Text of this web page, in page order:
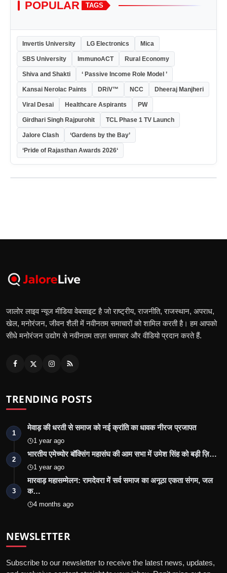
POPULAR TAGS
Invertis University LG Electronics Mica
SBS University ImmunoACT Rural Economy
Shiva and Shakti ‘ Passive Income Role Model ’
Kansai Nerolac Paints DRiV™ NCC Dheeraj Manjheri
Viral Desai Healthcare Aspirants PW
Girdhari Singh Rajpurohit TCL Phase 1 TV Launch
Jalore Clash ‘Gardens by the Bay’
‘Pride of Rajasthan Awards 2026‘
जालोर लाइव न्यूज मीडिया वेबसाइट है जो राष्ट्रीय, राजनीति, राजस्थान, अपराध,
खेल, मनोरंजन, जीवन शैली में नवीनतम समाचारों को शामिल करती है। हम आपको
सीधे मनोरंजन उद्योग से नवीनतम ताज़ा समाचार और वीडियो प्रदान करते हैं.
TRENDING POSTS
1
मेवाड़ की धरती से समाज को नई क्रांति का धावक नीरज प्रजापत
1 year ago
2
भारतीय एमेच्योर बॉक्सिंग महासंघ की आम सभा में उमेश सिंह को बड़ी ज़ि…
1 year ago
3
मारवाड़ महासम्मेलन: रामदेवरा में सर्व समाज का अनूठा एकता संगम, जल
क…
4 months ago
NEWSLETTER
Subscribe to our newsletter to receive the latest news, updates,